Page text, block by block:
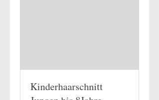
Kinderhaarschnitt